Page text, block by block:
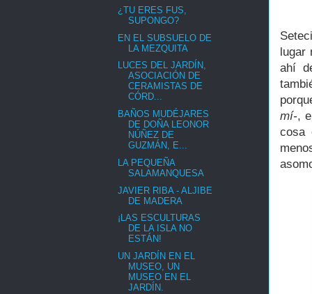
lugar
ahí
mí-,
cosa
¿TU ERES FUS,
SUPONGO?
EN EL SUBSUELO DE
LA MEZQUITA
LUCES DEL JARDÍN,
ASOCIACIÓN DE
CERAMISTAS DE
CÓRD...
BAÑOS MUDÉJARES
DE DOÑA LEONOR
NÚÑEZ DE
GUZMÁN, E...
LA PEQUEÑA
SALAMANQUESA
JAVIER RIBA - ALJIBE
DE MADERA
¡LAS ESCULTURAS
DE LA ISLA NO
ESTÁN!
UN JARDÍN EN EL
MUSEO, UN
MUSEO EN EL
JARDÍN.